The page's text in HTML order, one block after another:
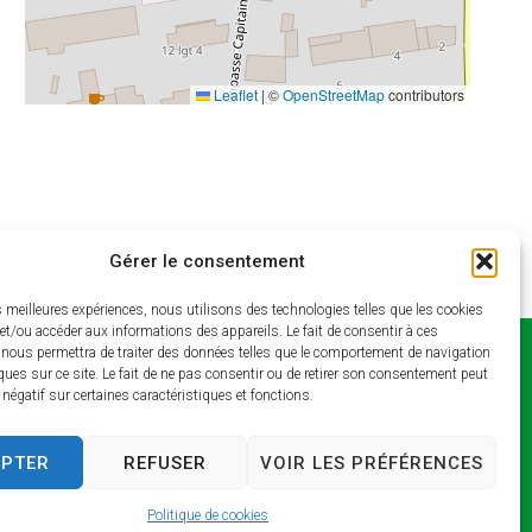
Gérer le consentement
meilleures expériences, nous utilisons des technologies telles que les cookies
ou accéder aux informations des appareils. Le fait de consentir à ces
permettra de traiter des données telles que le comportement de navigation
sur ce site. Le fait de ne pas consentir ou de retirer son consentement peut
négatif sur certaines caractéristiques et fonctions.
REFUSER VOIR LES PRÉFÉRENCES
Politique de cookies
Leaflet | ©OpenStreetMapcontributors
Horaires
Lundi et jeudi : 9h –
Mardi : 9h – 13h / 14h –